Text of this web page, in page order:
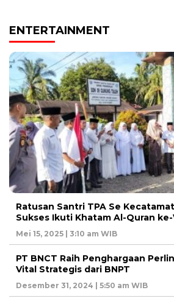
ENTERTAINMENT
Ratusan Santri TPA Se
Sukses Ikuti Khatam Al-Quran
Mei 15, 2025 | 3:10 am WIB
PT BNCT Raih Penghargaan
Vital Strategis dari BNPT
Desember 31, 2024 | 5:50 am WIB